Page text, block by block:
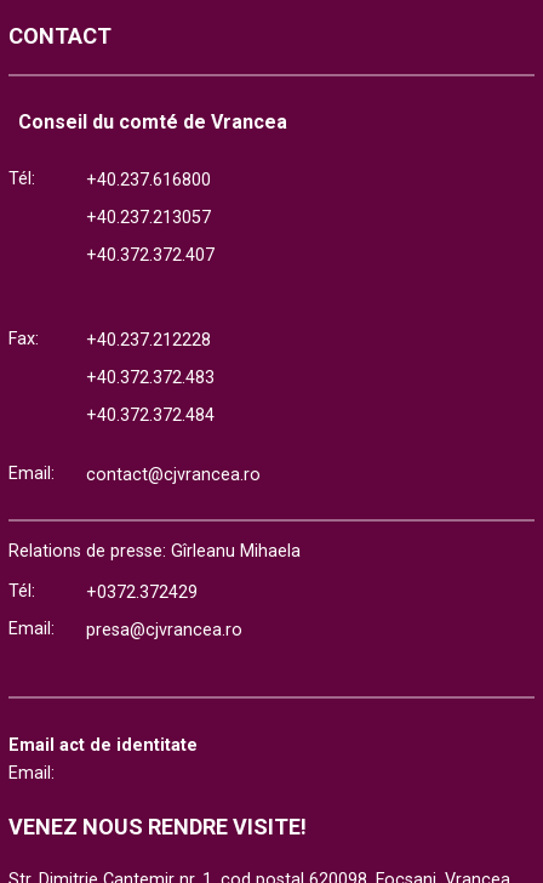
CONTACT
Conseil du comté de Vrancea
Tél:
+40.237.616800
+40.237.213057
+40.372.372.407
Fax:
+40.237.212228
+40.372.372.483
+40.372.372.484
Email: contact@cjvrancea.ro
Relations de presse: Gîrleanu Mihaela
Tél:
+0372.372429
Email:
presa@cjvrancea.ro
Email act de identitate
Email:
VENEZ NOUS RENDRE VISITE!